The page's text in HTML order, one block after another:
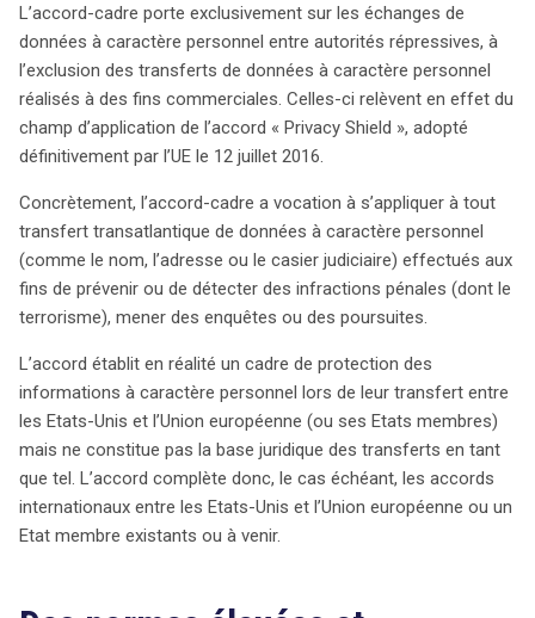
d’erreur dans le transfert de données, les citoyens
peuvent demander la correction ou l’effacement de leurs
informations. En cas de refus, des recours
administratifs et juridictionnels sont prévus pour garantir
la protection des droits des individus. Ainsi, cet accord-
cadre renforce la coopération en matière pénale tout en
préservant les droits fondamentaux des citoyens des
deux côtés de l’Atlantique.
L’accord-cadre porte exclusivement sur les échanges de
données à caractère personnel entre autorités répressives, à
l’exclusion des transferts de données à caractère personnel
réalisés à des fins commerciales. Celles-ci relèvent en effet du
champ d’application de l’accord « Privacy Shield », adopté
définitivement par l’UE le 12 juillet 2016.
Concrètement, l’accord-cadre a vocation à s’appliquer à tout
transfert transatlantique de données à caractère personnel
(comme le nom, l’adresse ou le casier judiciaire) effectués aux
fins de prévenir ou de détecter des infractions pénales (dont le
terrorisme), mener des enquêtes ou des poursuites.
L’accord établit en réalité un cadre de protection des
informations à caractère personnel lors de leur transfert entre
les Etats-Unis et l’Union européenne (ou ses Etats membres)
mais ne constitue pas la base juridique des transferts en tant
que tel. L’accord complète donc, le cas échéant, les accords
internationaux entre les Etats-Unis et l’Union européenne ou un
Etat membre existants ou à venir.